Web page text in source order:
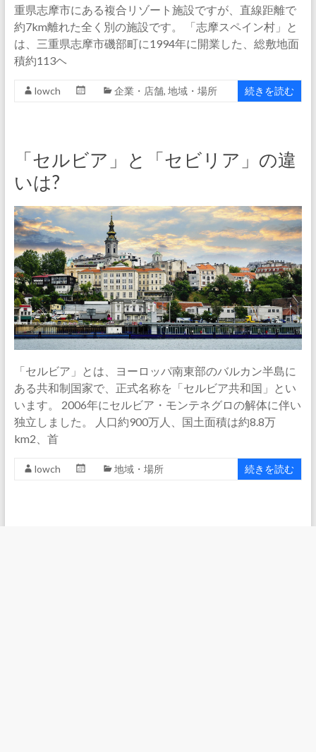
重県志摩市にある複合リゾート施設ですが、直線距離で
約7km離れた全く別の施設です。 「志摩スペイン村」と
は、三重県志摩市磯部町に1994年に開業した、総敷地面
積約113ヘ
lowch 企業・店舗, 地域・場所 続きを読む
「セルビア」と「セビリア」の違
いは?
「セルビア」とは、ヨーロッパ南東部のバルカン半島に
ある共和制国家で、正式名称を「セルビア共和国」とい
います。 2006年にセルビア・モンテネグロの解体に伴い
独立しました。 人口約900万人、国土面積は約8.8万
km2、首
lowch 地域・場所 続きを読む